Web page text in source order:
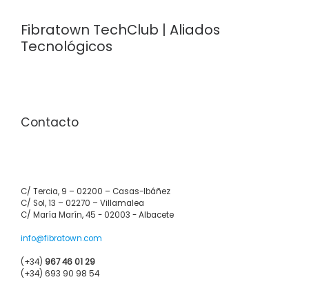
Fibratown TechClub | Aliados
Tecnológicos
Contacto
C/ Tercia, 9 – 02200 – Casas-Ibáñez
C/ Sol, 13 – 02270 – Villamalea
C/ María Marín, 45 - 02003 - Albacete
info@fibratown.com
(+34) 967 46 01 29
(+34) 693 90 98 54